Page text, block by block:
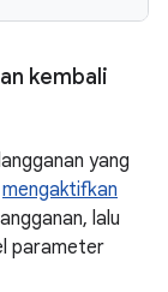
kembali
yang
mengaktifkan
lalu
parameter